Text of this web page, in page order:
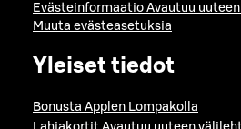
Evästeinformaatio Avautuu
Muuta evästeasetuksia
Yleiset tiedot
Bonusta Applen Lompakolla